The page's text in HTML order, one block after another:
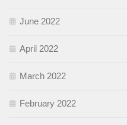
June 2022
April 2022
March 2022
February 2022